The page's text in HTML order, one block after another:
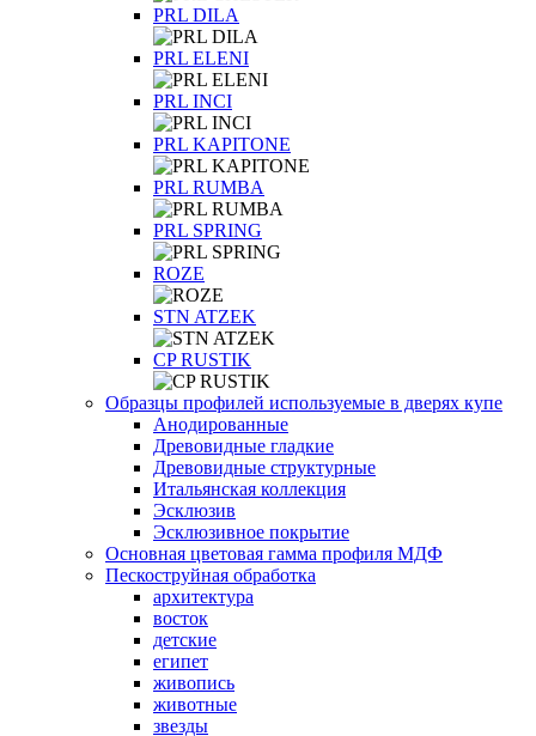
PRL DILA
PRL ELENI
PRL INCI
PRL KAPITONE
PRL RUMBA
PRL SPRING
ROZE
STN ATZEK
СP RUSTIK
Образцы профилей используемые в дверях купе
Анодированные
Древовидные гладкие
Древовидные структурные
Итальянская коллекция
Эсклюзив
Эсклюзивное покрытие
Основная цветовая гамма профиля МДФ
Пескоструйная обработка
архитектура
восток
детские
египет
живопись
животные
звезды